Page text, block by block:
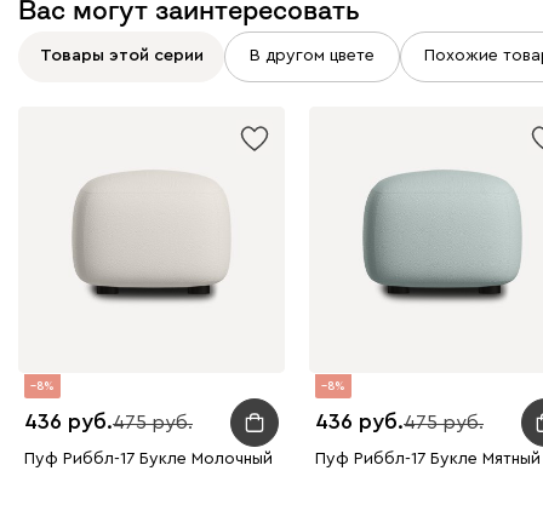
Вас могут заинтересовать
Товары этой серии В другом цвете Похожие
8
436 475
Пуф Риббл-17 Букле Молочный
8
436 475
Пуф Риббл-17 Букле Мятный